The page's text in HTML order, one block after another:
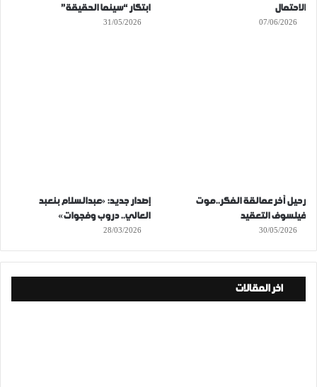
الاحتمال
07/06/2026
ابتكار “سينما الحقيقة”
31/05/2026
رحيل آخر عمالقة الفكر..موت
فيلسوف التعقيد
30/05/2026
إصدار جديد: «عبدالسلام بنعبد
العالي.. دروب وفجوات»
28/03/2026
اخر المقالات